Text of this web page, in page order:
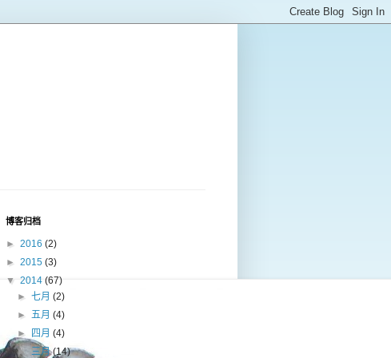
博客归档
► 2016 (2)
► 2015 (3)
▼ 2014 (67)
►七月(2)
►五月(4)
►
四月(4)
►三月(14)